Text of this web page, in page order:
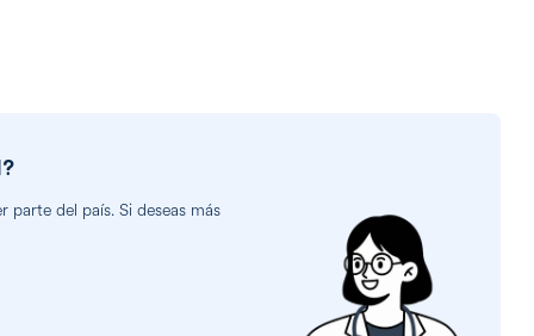
?
del país. Si deseas más